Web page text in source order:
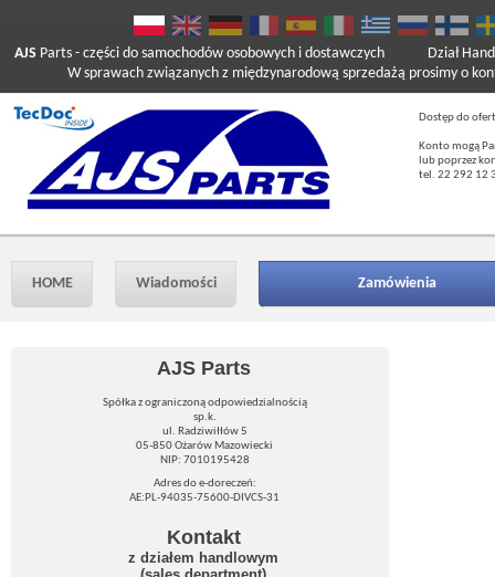
AJS Parts - części do samochodów osobowych i dostawczych
W sprawach związanych z międzynarodową sprzedażą prosimy o
Dział
Dostęp do
Konto mogą
lub poprzez
tel. 22 292 12
HOME Wiadomości Zamówienia
AJS Parts
Spółka z ograniczoną odpowiedzialnością
sp.k.
ul. Radziwiłłów 5
05-850 Ożarów Mazowiecki
NIP: 7010195428
Adres do e-doreczeń:
AE:PL-94035-75600-DIVCS-31
Kontakt
z działem handlowym